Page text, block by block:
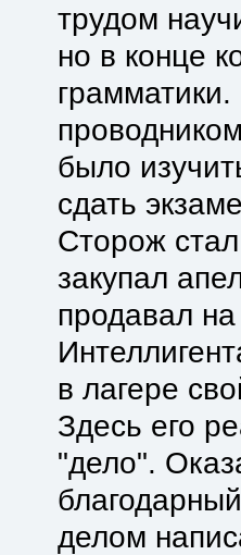
трудом
но в конце
было
сдать
Сторож
закупал
продавал
в лагере
Здесь его
"дело".
делом